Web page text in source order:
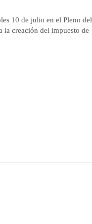
10 de julio en el Pleno del
la creación del impuesto de